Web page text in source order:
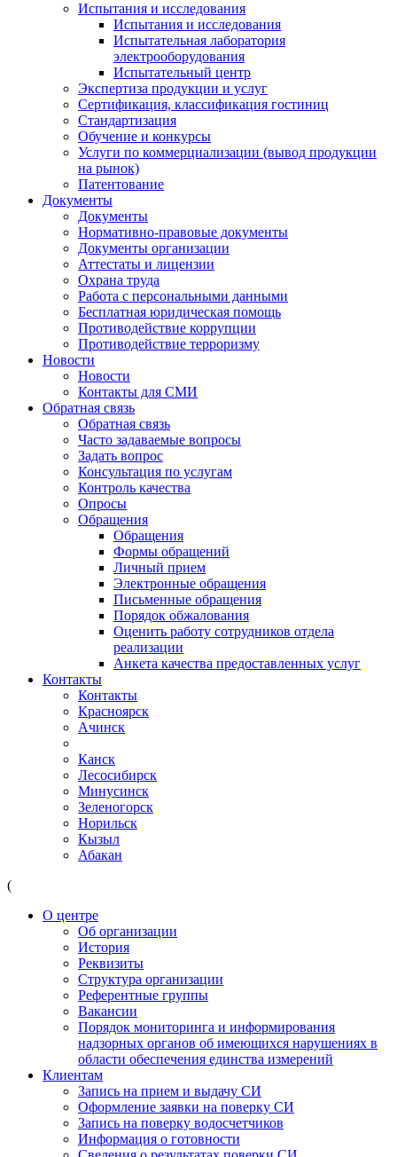
Испытания и исследования
Испытания и исследования
Испытательная лаборатория
электрооборудования
Испытательный центр
Экспертиза продукции и услуг
Сертификация, классификация гостиниц
Стандартизация
Обучение и конкурсы
Услуги по коммерциализации (вывод продукции
на рынок)
Патентование
Документы
Документы
Нормативно-правовые документы
Документы организации
Аттестаты и лицензии
Охрана труда
Работа с персональными данными
Бесплатная юридическая помощь
Противодействие коррупции
Противодействие терроризму
Новости
Новости
Контакты для СМИ
Обратная связь
Обратная связь
Часто задаваемые вопросы
Задать вопрос
Консультация по услугам
Контроль качества
Опросы
Обращения
Обращения
Формы обращений
Личный прием
Электронные обращения
Письменные обращения
Порядок обжалования
Оценить работу сотрудников отдела
реализации
Анкета качества предоставленных услуг
Контакты
Контакты
Красноярск
Ачинск
Канск
Лесосибирск
Минусинск
Зеленогорск
Норильск
Кызыл
Абакан
(
О центре
Об организации
История
Реквизиты
Структура организации
Референтные группы
Вакансии
Порядок мониторинга и информирования
надзорных органов об имеющихся нарушениях в
области обеспечения единства измерений
Клиентам
Запись на прием и выдачу СИ
Оформление заявки на поверку СИ
Запись на поверку водосчетчиков
Информация о готовности